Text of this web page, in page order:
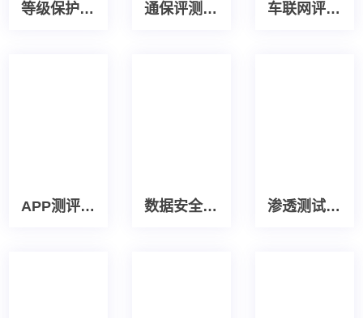
等级保护测评服务 通保评测服务 车联网评测服务
APP测评服务 数据安全评估服务 渗透测试服务